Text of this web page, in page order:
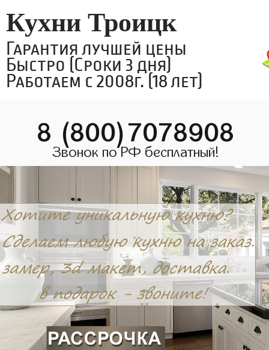
Кухни Троицк
Гарантия лучшей цены
Быстро (Сроки 3 дня)
Работаем с 2008г. (18 лет)
8 (800)7078908
Звонок по РФ бесплатный!